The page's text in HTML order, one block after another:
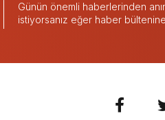
Günün önemli haberlerinden
istiyorsanız eğer haber